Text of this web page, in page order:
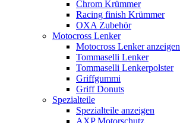
Chrom Krümmer
Racing finish Krümmer
OXA Zubehör
Motocross Lenker
Motocross Lenker anzeigen
Tommaselli Lenker
Tommaselli Lenkerpolster
Griffgummi
Griff Donuts
Spezialteile
Spezialteile anzeigen
AXP Motorschutz